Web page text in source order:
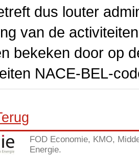
dus louter
van de
bekeken door op
NACE-BEL-
FOD Economie, KMO,
Energie.